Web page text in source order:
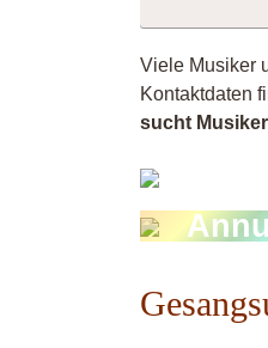
Viele Musiker
Kontaktdaten
sucht Musiker